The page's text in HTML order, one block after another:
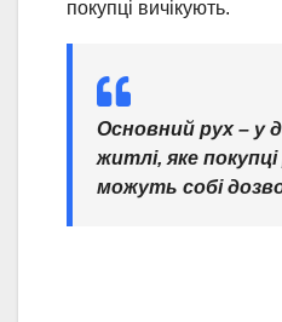
покупці вичікують.
Основний рух – у
житлі, яке
можуть собі